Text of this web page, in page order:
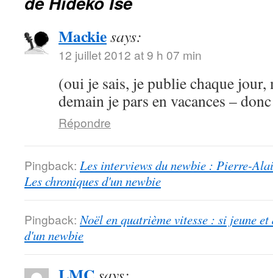
Mackiesays:
12 juillet 2012 at 9 h 07 min
(oui je sais, je publie chaque jour,
demain je pars en vacances –
Répondre
Pingback: Les interviews du newbie : Pierre-
Les chroniques d'un newbie
Pingback: Noël en quatrième vitesse : si jeune
d'un newbie